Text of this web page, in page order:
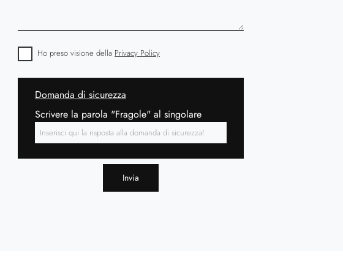
Ho preso visione della Privacy Policy
Domanda di sicurezza
Scrivere la parola "Fragole" al singolare
Invia